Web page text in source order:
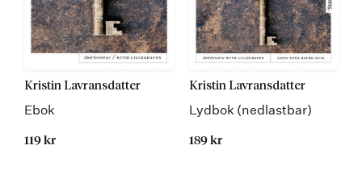
Kristin Lavransdatter
Ebok
119 kr
Kristin Lavransdatter
Lydbok (nedlastbar)
189 kr